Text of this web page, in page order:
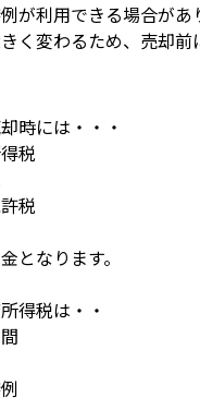
が利用できる場合があ
く変わるため、売却前
時には・・・
税
税
となります。
得税は・・